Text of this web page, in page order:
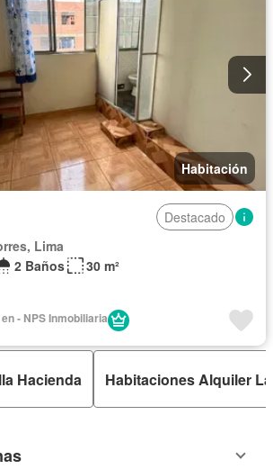
Habitación
Destacado
Lima
2 Baños
30 m²
- NPS Inmobiliaria
Hacienda Habitaciones Alquiler